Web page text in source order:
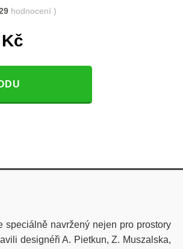
hodnocení )
Kč
speciálně navržený nejen pro prostory
designéři A. Pietkun, Z. Muszalska,